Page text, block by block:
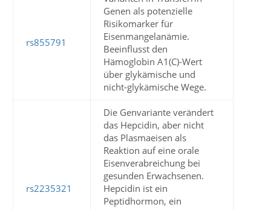
rs855791
Genen als potenzielle
Risikomarker für
Eisenmangelanämie.
Beeinflusst den
Hämoglobin A1(C)-Wert
über glykämische und
nicht-glykämische Wege.
rs2235321
Die Genvariante verändert
das Hepcidin, aber nicht
das Plasmaeisen als
Reaktion auf eine orale
Eisenverabreichung bei
gesunden Erwachsenen.
Hepcidin ist ein
Peptidhormon, ein